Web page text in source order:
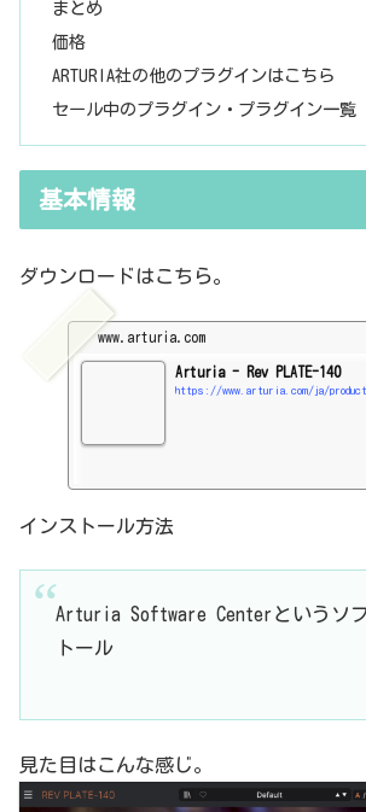
まとめ
価格
ARTURIA社の他のプラグインはこちら
セール中のプラグイン・プラグイン一覧
基本情報
ダウンロードはこちら。
www.arturia.com
Arturia - Rev PLATE-140
インストール方法
Arturia Software Centerというソ
トール
見た目はこんな感じ。